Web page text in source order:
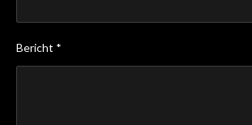
Bericht *